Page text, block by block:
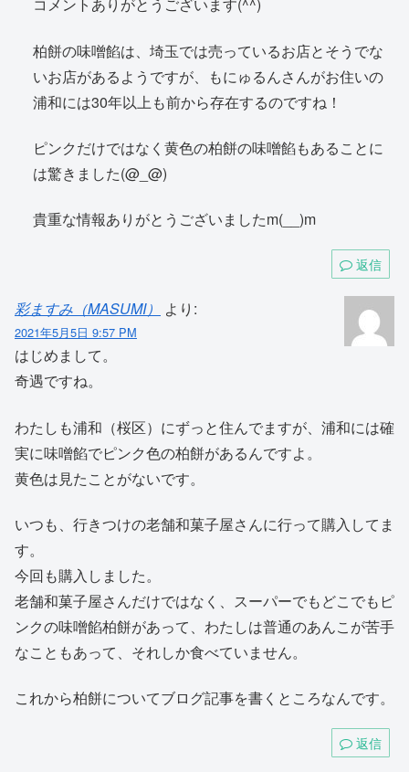
コメントありがとうございます(^^)
柏餅の味噌餡は、埼玉では売っているお店とそうでな
いお店があるようですが、もにゅるんさんがお住いの
浦和には30年以上も前から存在するのですね！
ピンクだけではなく黄色の柏餅の味噌餡もあることに
は驚きました(@_@)
貴重な情報ありがとうございましたm(__)m
返信
彩ますみ（MASUMI） より:
2021年5月5日 9:57 PM
はじめまして。
奇遇ですね。
わたしも浦和（桜区）にずっと住んでますが、浦和には確
実に味噌餡でピンク色の柏餅があるんですよ。
黄色は見たことがないです。
いつも、行きつけの老舗和菓子屋さんに行って購入してま
す。
今回も購入しました。
老舗和菓子屋さんだけではなく、スーパーでもどこでもピ
ンクの味噌餡柏餅があって、わたしは普通のあんこが苦手
なこともあって、それしか食べていません。
これから柏餅についてブログ記事を書くところなんです。
返信